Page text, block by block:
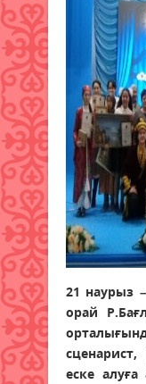
21 наурыз
орай
еске